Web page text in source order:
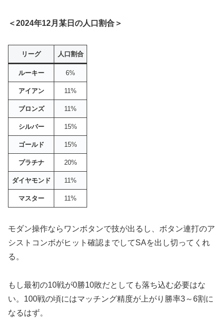
＜2024年12月某日の人口割合＞
リーグ 人口割合
ルーキー 6%
アイアン 11%
ブロンズ 11%
シルバー 15%
ゴールド 15%
プラチナ 20%
ダイヤモンド 11%
マスター 11%
モダン操作ならワンボタンで技が出るし、ボタン連打のア
シストコンボがヒット確認までしてSAを出し切ってくれ
る。
もし最初の10戦が0勝10敗だとしても落ち込む必要はな
い。100戦の頃にはマッチング精度が上がり勝率3～6割に
なるはず。